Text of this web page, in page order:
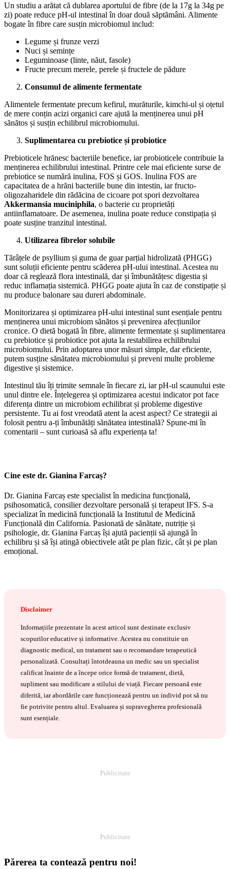
Un studiu a arătat că dublarea aportului de fibre (de la 17g la 34g pe
zi) poate reduce pH-ul intestinal în doar două săptămâni. Alimente
bogate în fibre care susțin microbiomul includ:
Legume și frunze verzi
Nuci și semințe
Leguminoase (linte, năut, fasole)
Fructe precum merele, perele și fructele de pădure
Consumul de alimente fermentate
Alimentele fermentate precum kefirul, murăturile, kimchi-ul și oțetul
de mere conțin acizi organici care ajută la menținerea unui pH
sănătos și susțin echilibrul microbiomului.
Suplimentarea cu prebiotice și probiotice
Prebioticele hrănesc bacteriile benefice, iar probioticele contribuie la
menținerea echilibrului intestinal. Printre cele mai eficiente surse de
prebiotice se numără inulina, FOS și GOS. Inulina FOS are
capacitatea de a hrăni bacteriile bune din intestin, iar fructo-
oligozaharidele din rădăcina de cicoare pot spori dezvoltarea
Akkermansia muciniphila, o bacterie cu proprietăți
antiinflamatoare. De asemenea, inulina poate reduce constipația și
poate susține tranzitul intestinal.
Utilizarea fibrelor solubile
Tărâțele de psyllium și guma de guar parțial hidrolizată (PHGG)
sunt soluții eficiente pentru scăderea pH-ului intestinal. Acestea nu
doar că reglează flora intestinală, dar și îmbunătățesc digestia și
reduc inflamația sistemică. PHGG poate ajuta în caz de constipație și
nu produce balonare sau dureri abdominale.
Monitorizarea și optimizarea pH-ului intestinal sunt esențiale pentru
menținerea unui microbiom sănătos și prevenirea afecțiunilor
cronice. O dietă bogată în fibre, alimente fermentate și suplimentarea
cu prebiotice și probiotice pot ajuta la restabilirea echilibrului
microbiomului. Prin adoptarea unor măsuri simple, dar eficiente,
putem susține sănătatea microbiomului și preveni multe probleme
digestive și sistemice.
Intestinul tău îți trimite semnale în fiecare zi, iar pH-ul scaunului este
unul dintre ele. Înțelegerea și optimizarea acestui indicator pot face
diferența dintre un microbiom echilibrat și probleme digestive
persistente. Tu ai fost vreodată atent la acest aspect? Ce strategii ai
folosit pentru a-ți îmbunătăți sănătatea intestinală? Spune-mi în
comentarii – sunt curioasă să aflu experiența ta!
Cine este dr. Gianina Farcaș?
Dr. Gianina Farcaș este specialist în medicina funcțională,
psihosomatică, consilier dezvoltare personală și terapeut IFS. S-a
specializat în medicină funcțională la Institutul de Medicină
Funcțională din California. Pasionată de sănătate, nutriție și
psihologie, dr. Gianina Farcaș își ajută pacienții să ajungă în
echilibru și să își atingă obiectivele atât pe plan fizic, cât și pe plan
emoțional.
Disclaimer
Informațiile prezentate în acest articol sunt destinate exclusiv
scopurilor educative și informative. Acestea nu constituie un
diagnostic medical, un tratament sau o recomandare terapeutică
personalizată. Consultați întotdeauna un medic sau un specialist
calificat înainte de a începe orice formă de tratament, dietă,
supliment sau modificare a stilului de viață. Fiecare persoană este
diferită, iar abordările care funcționează pentru un individ pot să nu
fie potrivite pentru altul. Evaluarea și supravegherea profesională
sunt esențiale.
Publicitate
Publicitate
Părerea ta contează pentru noi!